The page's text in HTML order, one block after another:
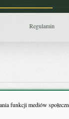
funkcji mediów
Regulamin